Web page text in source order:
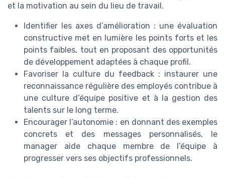
et la motivation au sein du lieu de travail.
Identifier les axes d’amélioration : une évaluation
constructive met en lumière les points forts et les
points faibles, tout en proposant des opportunités
de développement adaptées à chaque profil.
Favoriser la culture du feedback : instaurer une
reconnaissance régulière des employés contribue à
une culture d’équipe positive et à la gestion des
talents sur le long terme.
Encourager l’autonomie : en donnant des exemples
concrets et des messages personnalisés, le
manager aide chaque membre de l’équipe à
progresser vers ses objectifs professionnels.